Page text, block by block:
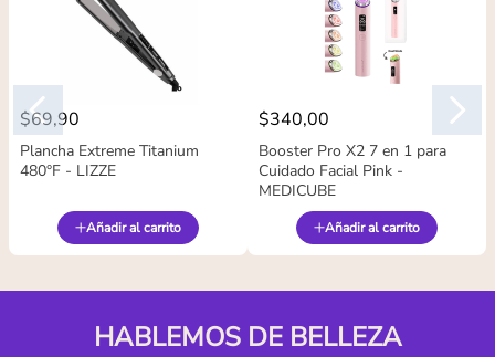
$69,90
Plancha Extreme Titanium
480°F - LIZZE
Añadir al carrito
$340,00
Booster Pro X2 7 en 1 para
Cuidado Facial Pink -
MEDICUBE
Añadir al carrito
HABLEMOS DE BELLEZA